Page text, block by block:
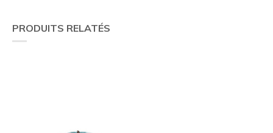
PRODUITS RELATÉS